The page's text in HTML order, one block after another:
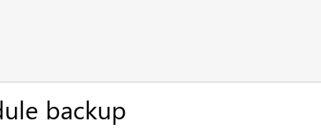
backup